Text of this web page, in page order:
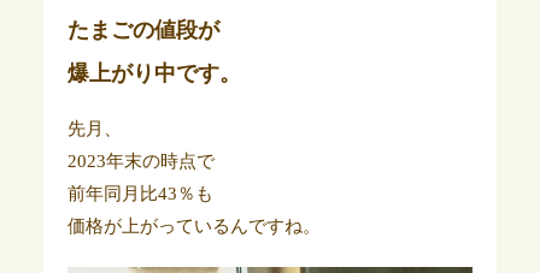
たまごの値段が
爆上がり中です。
先月、
2023年末の時点で
前年同月比43％も
価格が上がっているんですね。